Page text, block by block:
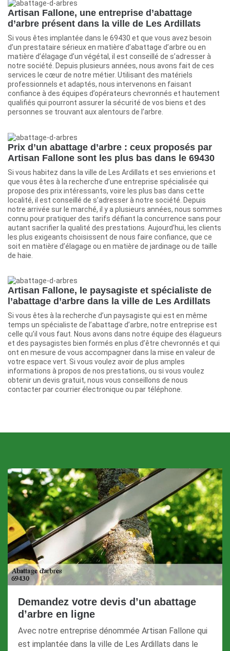
Artisan Fallone, une entreprise d’abattage
d’arbre présent dans la ville de Les Ardillats
Si vous êtes implantée dans le 69430 et que vous avez besoin
d’un prestataire sérieux en matière d’abattage d’arbre ou en
matière d’élagage d’un végétal, il est conseillé de s’adresser à
notre société. Depuis plusieurs années, nous avons fait de ces
services le cœur de notre métier. Utilisant des matériels
professionnels et adaptés, nous intervenons en faisant
confiance à des équipes d’opérateurs chevronnés et hautement
qualifiés qui pourront assurer la sécurité de vos biens et des
personnes se trouvant aux alentours de l’arbre.
Prix d’un abattage d’arbre : ceux proposés par
Artisan Fallone sont les plus bas dans le 69430
Si vous habitez dans la ville de Les Ardillats et ses envierions et
que vous êtes à la recherche d’une entreprise spécialisée qui
propose des prix intéressants, voire les plus bas dans cette
localité, il est conseillé de s’adresser à notre société. Depuis
notre arrivée sur le marché, il y a plusieurs années, nous sommes
connu pour pratiquer des tarifs défiant la concurrence sans pour
autant sacrifier la qualité des prestations. Aujourd’hui, les clients
les plus exigeants choisissent de nous faire confiance, que ce
soit en matière d’élagage ou en matière de jardinage ou de taille
de haie.
Artisan Fallone, le paysagiste et spécialiste de
l’abattage d’arbre dans la ville de Les Ardillats
Si vous êtes à la recherche d’un paysagiste qui est en même
temps un spécialiste de l’abattage d’arbre, notre entreprise est
celle qu’il vous faut. Nous avons dans notre équipe des élagueurs
et des paysagistes bien formés en plus d’être chevronnés et qui
ont en mesure de vous accompagner dans la mise en valeur de
votre espace vert. Si vous voulez avoir de plus amples
informations à propos de nos prestations, ou si vous voulez
obtenir un devis gratuit, nous vous conseillons de nous
contacter par courrier électronique ou par téléphone.
Demandez votre devis d’un abattage
d’arbre en ligne
Avec notre entreprise dénommée Artisan Fallone qui
est implantée dans la ville de Les Ardillats dans le